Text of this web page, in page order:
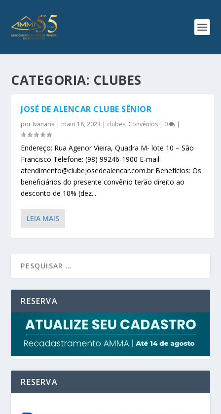
CATEGORIA: CLUBES
JOSÉ DE ALENCAR CLUBE SÊNIOR
por Ivanaria | maio 18, 2023 | clubes, Convênios | 0 |
Endereço: Rua Agenor Vieira, Quadra M- lote 10 – São
Francisco Telefone: (98) 99246-1900 E-mail:
atendimento@clubejosedealencar.com.br Benefícios: Os
beneficiários do presente convênio terão direito ao
desconto de 10% (dez...
LEIA MAIS
RESERVA
RESERVA